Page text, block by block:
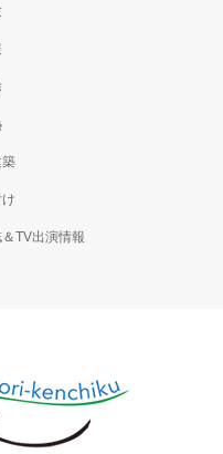
TV出演情報